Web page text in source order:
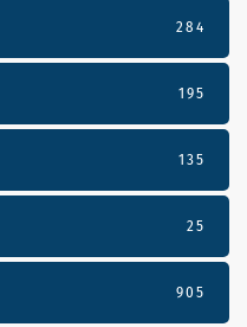
284
195
135
25
905